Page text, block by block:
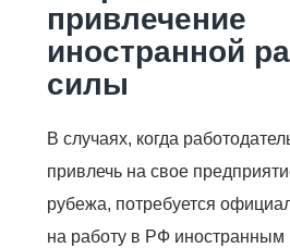
привлечение
иностранной
силы
В случаях, когда
привлечь на свое
рубежа, потребуется
на работу в РФ иностранным